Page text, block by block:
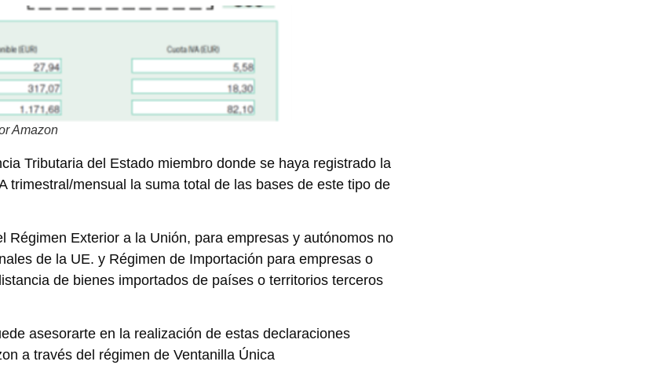
Amazon
Tributaria del Estado miembro donde se haya registrado la
trimestral/mensual la suma total de las bases de este tipo de
Exterior a la Unión, para empresas y autónomos no
de la UE. y Régimen de Importación para empresas o
de bienes importados de países o territorios terceros
asesorarte en la realización de estas declaraciones
a través del régimen de Ventanilla Única